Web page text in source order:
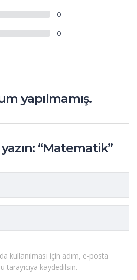
0
0
yapılmamış.
“Matematik”
kullanılması için adım, e-posta
kaydedilsin.